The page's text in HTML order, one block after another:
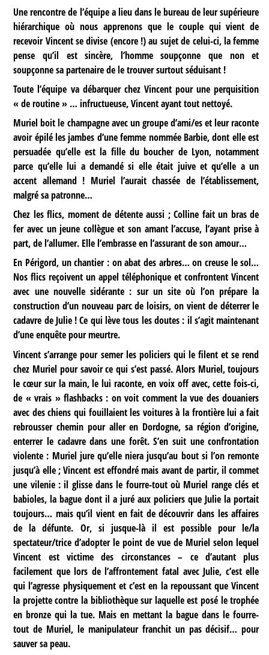
Une rencontre de l’équipe a lieu dans le bureau de leur supérieure
hiérarchique où nous apprenons que le couple qui vient de
recevoir Vincent se divise (encore !) au sujet de celui-ci, la femme
pense qu’il est sincère, l’homme soupçonne que non et
soupçonne sa partenaire de le trouver surtout séduisant !
Toute l’équipe va débarquer chez Vincent pour une perquisition
« de routine » … infructueuse, Vincent ayant tout nettoyé.
Muriel boit le champagne avec un groupe d’ami/es et leur raconte
avoir épilé les jambes d’une femme nommée Barbie, dont elle est
persuadée qu’elle est la fille du boucher de Lyon, notamment
parce qu’elle lui a demandé si elle était juive et qu’elle a un
accent allemand ! Muriel l’aurait chassée de l’établissement,
malgré sa patronne…
Chez les flics, moment de détente aussi ; Colline fait un bras de
fer avec un jeune collègue et son amant l’accuse, l’ayant prise à
part, de l’allumer. Elle l’embrasse en l’assurant de son amour…
En Périgord, un chantier : on abat des arbres… on creuse le sol…
Nos flics reçoivent un appel téléphonique et confrontent Vincent
avec une nouvelle sidérante : sur un site où l’on prépare la
construction d’un nouveau parc de loisirs, on vient de déterrer le
cadavre de Julie ! Ce qui lève tous les doutes : il s’agit maintenant
d’une enquête pour meurtre.
Vincent s’arrange pour semer les policiers qui le filent et se rend
chez Muriel pour savoir ce qui s’est passé. Alors Muriel, toujours
le cœur sur la main, le lui raconte, en voix off avec, cette fois-ci,
de « vrais » flashbacks : on voit comment la vue des douaniers
avec des chiens qui fouillaient les voitures à la frontière lui a fait
rebrousser chemin pour aller en Dordogne, sa région d’origine,
enterrer le cadavre dans une forêt. S’en suit une confrontation
violente : Muriel jure qu’elle niera jusqu’au bout si l’on remonte
jusqu’à elle ; Vincent est effondré mais avant de partir, il commet
une vilenie : il glisse dans le fourre-tout où Muriel range clés et
babioles, la bague dont il a juré aux policiers que Julie la portait
toujours… mais qu’il vient en fait de découvrir dans les affaires
de la défunte. Or, si jusque-là il est possible pour le/la
spectateur/trice d’adopter le point de vue de Muriel selon lequel
Vincent est victime des circonstances – ce d’autant plus
facilement que lors de l’affrontement fatal avec Julie, c’est elle
qui l’agresse physiquement et c’est en la repoussant que Vincent
la projette contre la bibliothèque sur laquelle est posé le trophée
en bronze qui la tue. Mais en mettant la bague dans le fourre-
tout de Muriel, le manipulateur franchit un pas décisif… pour
sauver sa peau.